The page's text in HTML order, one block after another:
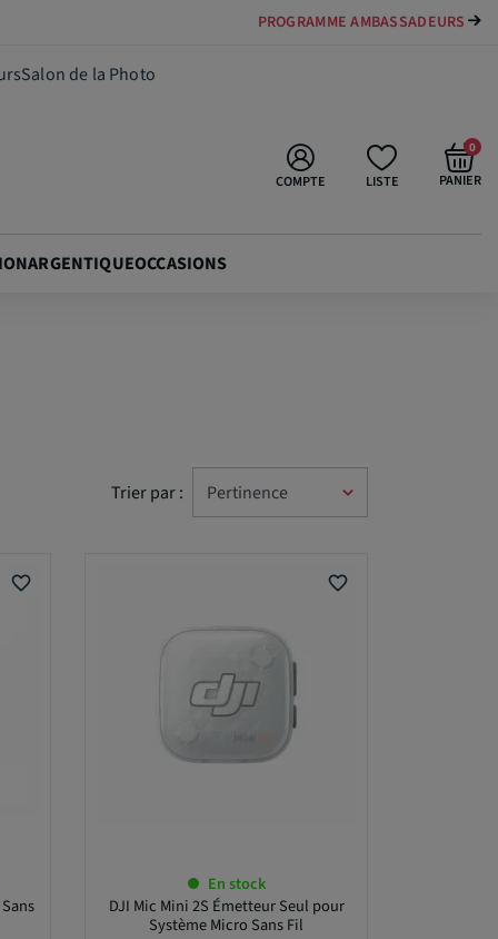
PAYER VOTRE MATÉRIEL JUSQU'EN 84 FOIS
Salon de la Photo
LISTE
COMPTE PANIER
0
ARGENTIQUEOCCASIONS
Trier par :
favorite_border favorite_border
En stock
DJI Mic Mini 2S Émetteur Seul pour
Système Micro Sans Fil